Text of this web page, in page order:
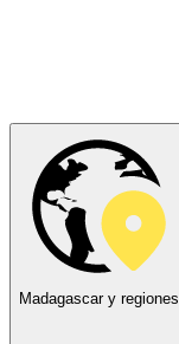
Madagascar y regiones